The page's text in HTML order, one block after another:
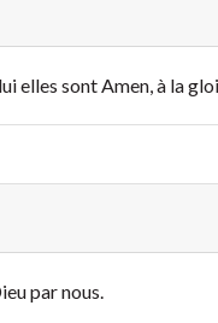
elles sont Amen, à la
par nous.